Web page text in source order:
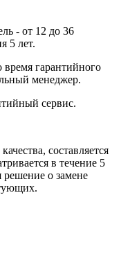
- от 12 до 36
5 лет.
время гарантийного
менеджер.
сервис.
составляется
в течение 5
решение о замене